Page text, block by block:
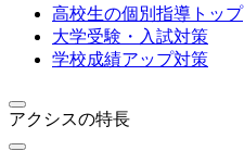
高校生の個別指導トップ
大学受験・入試対策
学校成績アップ対策
アクシスの特長